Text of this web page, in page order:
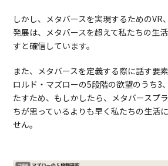
しかし、メタバースを実現するためのVR
発展は、メタバースを超えて私たちの生
すと確信しています。
また、メタバースを定義する際に話す要
ロルド・マズローの5段階の欲望のうち3
たすため、もしかしたら、メタバースプ
ちが思っているよりも早く私たちの生活
せん。